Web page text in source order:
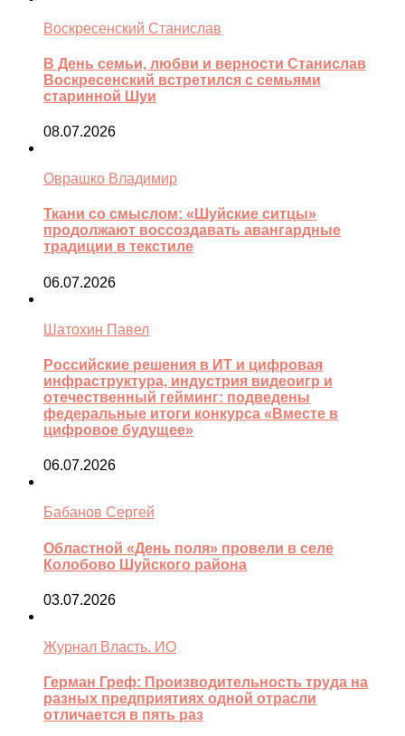
Воскресенский Станислав
В День семьи, любви и верности Станислав
Воскресенский встретился с семьями
старинной Шуи
08.07.2026
Оврашко Владимир
Ткани со смыслом: «Шуйские ситцы»
продолжают воссоздавать авангардные
традиции в текстиле
06.07.2026
Шатохин Павел
Российские решения в ИТ и цифровая
инфраструктура, индустрия видеоигр и
отечественный гейминг: подведены
федеральные итоги конкурса «Вместе в
цифровое будущее»
06.07.2026
Бабанов Сергей
Областной «День поля» провели в селе
Колобово Шуйского района
03.07.2026
Журнал Власть. ИО
Герман Греф: Производительность труда на
разных предприятиях одной отрасли
отличается в пять раз